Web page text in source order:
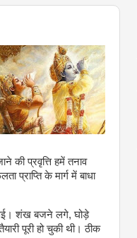
की प्रवृत्ति हमें तनाव
प्राप्ति के मार्ग में बाधा
गई। शंख बजने लगे,घोड़े
पूरी हो चुकी थी। ठीक